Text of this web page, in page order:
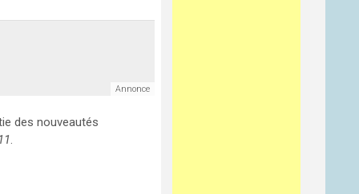
des nouveautés
.